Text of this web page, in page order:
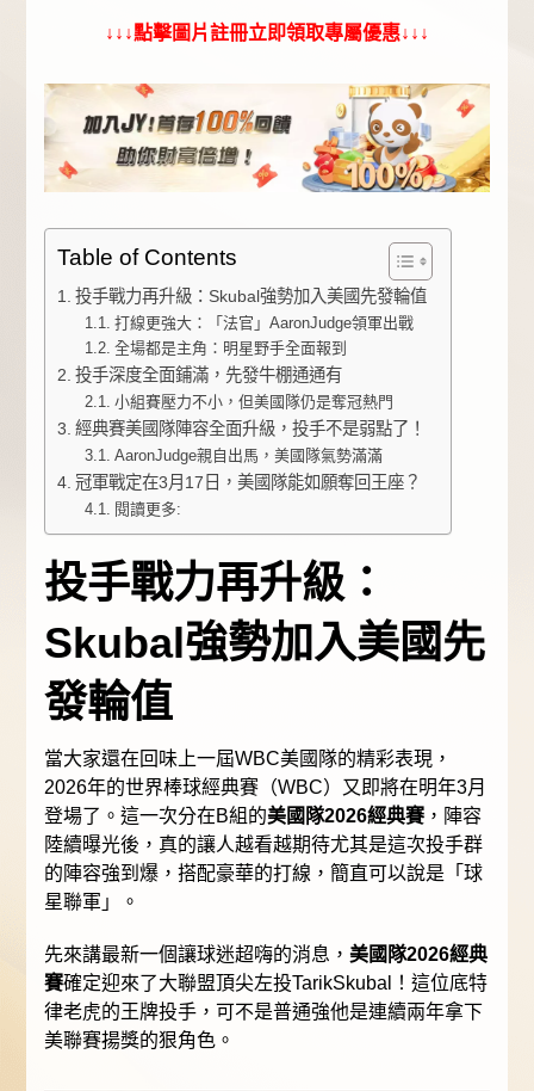
↓↓↓點擊圖片註冊立即領取專屬優惠↓↓↓
Table of Contents
投手戰力再升級：Skubal強勢加入美國先發輪值
打線更強大：「法官」AaronJudge領軍出戰
全場都是主角：明星野手全面報到
投手深度全面鋪滿，先發牛棚通通有
小組賽壓力不小，但美國隊仍是奪冠熱門
經典賽美國隊陣容全面升級，投手不是弱點了！
AaronJudge親自出馬，美國隊氣勢滿滿
冠軍戰定在3月17日，美國隊能如願奪回王座？
閱讀更多:
投手戰力再升級：
Skubal強勢加入美國先
發輪值
當大家還在回味上一屆WBC美國隊的精彩表現，
2026年的世界棒球經典賽（WBC）又即將在明年3月
登場了。這一次分在B組的美國隊2026經典賽 ，陣容
陸續曝光後，真的讓人越看越期待尤其是這次投手群
的陣容強到爆，搭配豪華的打線，簡直可以說是「球
星聯軍」。
先來講最新一個讓球迷超嗨的消息，美國隊2026經典
賽確定迎來了大聯盟頂尖左投TarikSkubal！這位底特
律老虎的王牌投手，可不是普通強他是連續兩年拿下
美聯賽揚獎的狠角色。